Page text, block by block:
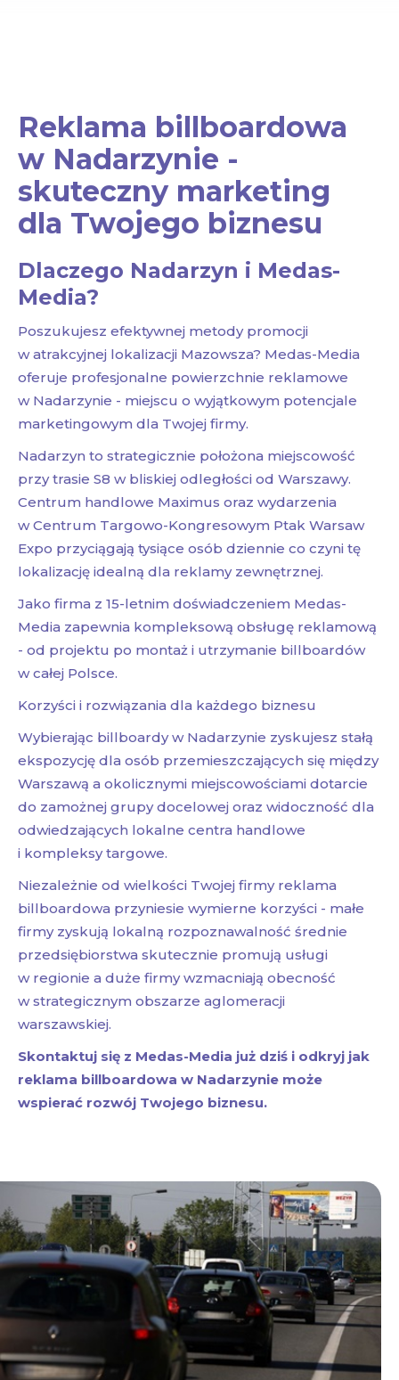
Reklama billboardowa
w Nadarzynie -
skuteczny marketing
dla Twojego biznesu
Dlaczego Nadarzyn i Medas-
Media?
Poszukujesz efektywnej metody promocji
w atrakcyjnej lokalizacji Mazowsza? Medas-Media
oferuje profesjonalne powierzchnie reklamowe
w Nadarzynie - miejscu o wyjątkowym potencjale
marketingowym dla Twojej firmy.
Nadarzyn to strategicznie położona miejscowość
przy trasie S8 w bliskiej odległości od Warszawy.
Centrum handlowe Maximus oraz wydarzenia
w Centrum Targowo-Kongresowym Ptak Warsaw
Expo przyciągają tysiące osób dziennie co czyni tę
lokalizację idealną dla reklamy zewnętrznej.
Jako firma z 15-letnim doświadczeniem Medas-
Media zapewnia kompleksową obsługę reklamową
- od projektu po montaż i utrzymanie billboardów
w całej Polsce.
Korzyści i rozwiązania dla każdego biznesu
Wybierając billboardy w Nadarzynie zyskujesz stałą
ekspozycję dla osób przemieszczających się między
Warszawą a okolicznymi miejscowościami dotarcie
do zamożnej grupy docelowej oraz widoczność dla
odwiedzających lokalne centra handlowe
i kompleksy targowe.
Niezależnie od wielkości Twojej firmy reklama
billboardowa przyniesie wymierne korzyści - małe
firmy zyskują lokalną rozpoznawalność średnie
przedsiębiorstwa skutecznie promują usługi
w regionie a duże firmy wzmacniają obecność
w strategicznym obszarze aglomeracji
warszawskiej.
Skontaktuj się z Medas-Media już dziś i odkryj jak
reklama billboardowa w Nadarzynie może
wspierać rozwój Twojego biznesu.